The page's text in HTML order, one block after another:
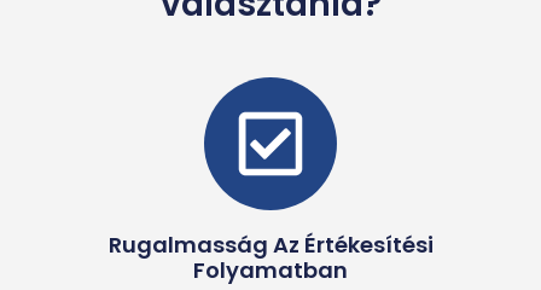
Rugalmasság Az Értékesítési
Folyamatban